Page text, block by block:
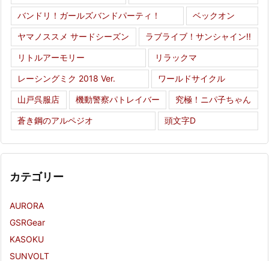
バンドリ！ガールズバンドパーティ！ ベックオン
ヤマノススメ サードシーズン ラブライブ！サンシャイン!!
リトルアーモリー リラックマ
レーシングミク 2018 Ver. ワールドサイクル
山戸呉服店 機動警察パトレイバー 究極！ニパ子ちゃん
蒼き鋼のアルペジオ 頭文字D
カテゴリー
AURORA
GSRGear
KASOKU
SUNVOLT